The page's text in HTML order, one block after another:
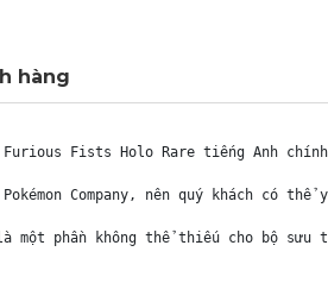
hàng
Fists Holo Rare tiếng Anh chính
Pokémon Company, nên quý khách
một phần không thể thiếu cho bộ